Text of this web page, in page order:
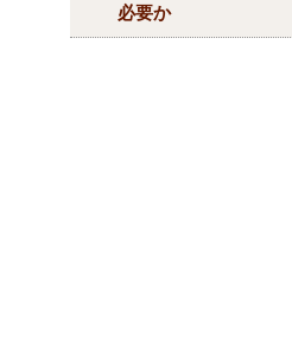
必要か